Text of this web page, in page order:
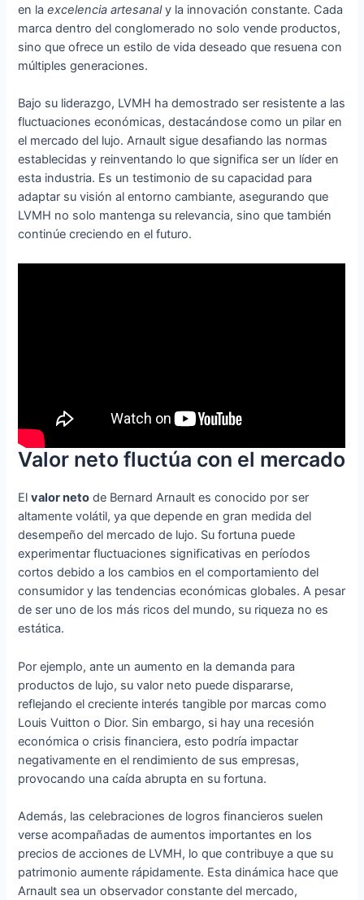
en laexcelencia artesanaly la innovación constante. Cada
marca dentro del conglomerado no solo vende productos,
sino que ofrece un estilo de vida deseado que resuena con
múltiples generaciones.
Bajo su liderazgo, LVMH ha demostrado ser resistente a las
fluctuaciones económicas, destacándose como un pilar en
el mercado del lujo. Arnault sigue desafiando las normas
establecidas y reinventando lo que significa ser un líder en
esta industria. Es un testimonio de su capacidad para
adaptar su visión al entorno cambiante, asegurando que
LVMH no solo mantenga su relevancia, sino que también
continúe creciendo en el futuro.
Valor neto fluctúa con el mercado
Elvalor neto de Bernard Arnault es conocido por ser
altamente volátil, ya que depende en gran medida del
desempeño del mercado de lujo. Su fortuna puede
experimentar fluctuaciones significativas en períodos
cortos debido a los cambios en el comportamiento del
consumidor y las tendencias económicas globales. A pesar
de ser uno de los más ricos del mundo, su riqueza no es
estática.
Por ejemplo, ante un aumento en la demanda para
productos de lujo, su valor neto puede dispararse,
reflejando el creciente interés tangible por marcas como
Louis Vuitton o Dior. Sin embargo, si hay una recesión
económica o crisis financiera, esto podría impactar
negativamente en el rendimiento de sus empresas,
provocando una caída abrupta en su fortuna.
Además, las celebraciones de logros financieros suelen
verse acompañadas de aumentos importantes en los
precios de acciones de LVMH, lo que contribuye a que su
patrimonio aumente rápidamente. Esta dinámica hace que
Arnault sea un observador constante del mercado,